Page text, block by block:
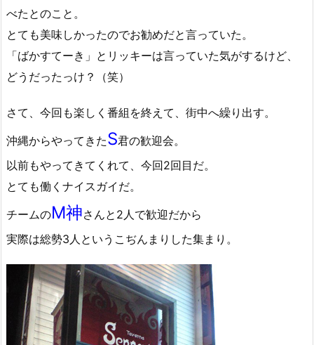
べたとのこと。
とても美味しかったのでお勧めだと言っていた。
「ばかすてーき」とリッキーは言っていた気がするけど、
どうだったっけ？（笑）
さて、今回も楽しく番組を終えて、街中へ繰り出す。
沖縄からやってきたS君の歓迎会。
以前もやってきてくれて、今回2回目だ。
とても働くナイスガイだ。
チームのM神さんと2人で歓迎だから
実際は総勢3人というこぢんまりした集まり。